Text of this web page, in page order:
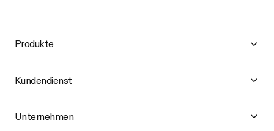
Produkte
Kundendienst
Unternehmen